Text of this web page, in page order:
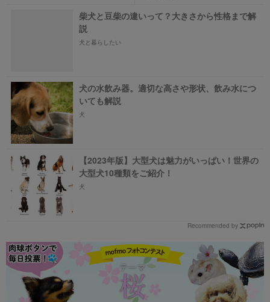
柴犬と豆柴の違いって？大きさから性格まで解
説
犬と暮らしたい
犬の水飲み器。適切な高さや形状、飲み水につ
いても解説
犬
【2023年版】大型犬は魅力がいっぱい！世界の
大型犬10種類をご紹介！
犬
Recommended by